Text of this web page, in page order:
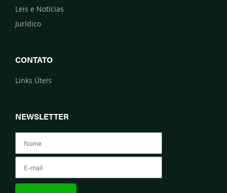
Leis e Notícias
Jurídico
CONTATO
Links Úteis
NEWSLETTER